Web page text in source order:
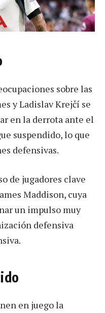
sobre las
y Ladislav Krejčí se
en la derrota ante el
suspendido, lo que
defensivas.
de jugadores clave
Maddison, cuya
un impulso muy
defensiva
en juego la